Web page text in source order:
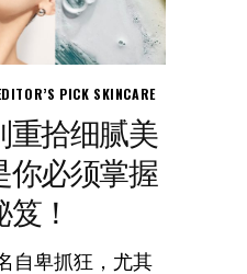
PICK SKINCARE
重拾细腻美
你必须掌握
！
自卑抓狂，尤其